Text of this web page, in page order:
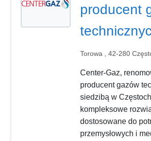
producent
Torowa , 42-280
Center-Gaz,
producent gazów
siedzibą w
kompleksowe
dostosowane do
przemysłowych i